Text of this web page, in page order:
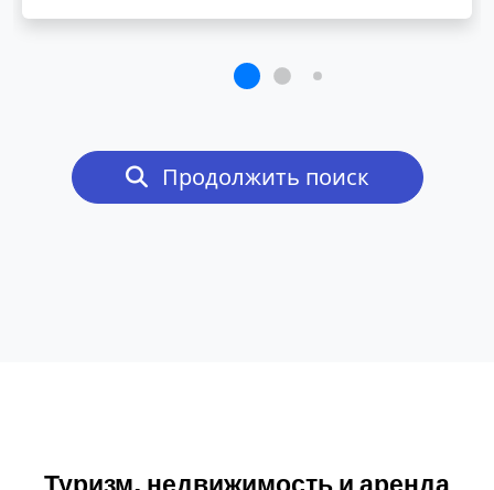
Продолжить поиск